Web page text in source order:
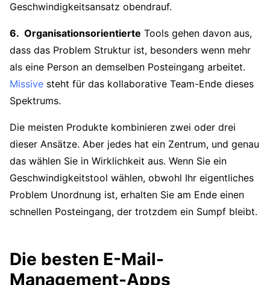
Geschwindigkeitsansatz obendrauf.
Organisationsorientierte Tools gehen davon aus,
dass das Problem Struktur ist, besonders wenn mehr
als eine Person an demselben Posteingang arbeitet.
Missive steht für das kollaborative Team-Ende dieses
Spektrums.
Die meisten Produkte kombinieren zwei oder drei
dieser Ansätze. Aber jedes hat ein Zentrum, und genau
das wählen Sie in Wirklichkeit aus. Wenn Sie ein
Geschwindigkeitstool wählen, obwohl Ihr eigentliches
Problem Unordnung ist, erhalten Sie am Ende einen
schnellen Posteingang, der trotzdem ein Sumpf bleibt.
Die besten E-Mail-
Management-Apps